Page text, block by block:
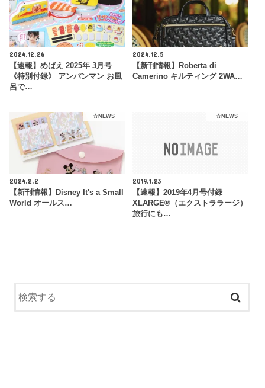
2024.12.26
【速報】めばえ 2025年 3月号
《特別付録》 アンパンマン お風
呂で…
2024.12.5
【新刊情報】Roberta di
Camerino キルティング 2WA…
☆NEWS
2024.2.2
【新刊情報】Disney It's a Small
World オールス…
☆NEWS
2019.1.23
【速報】2019年4月号付録
XLARGE®（エクストララージ）
旅行にも…